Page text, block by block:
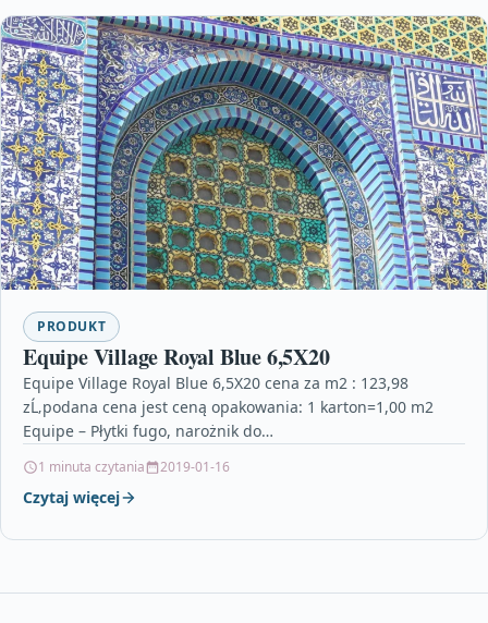
PRODUKT
Equipe Village Royal Blue 6,5X20
Equipe Village Royal Blue 6,5X20 cena za m2 : 123,98
zĹ‚podana cena jest ceną opakowania: 1 karton=1,00 m2
Equipe – Płytki fugo, narożnik do…
1 minuta czytania 2019-01-16
Czytaj więcej